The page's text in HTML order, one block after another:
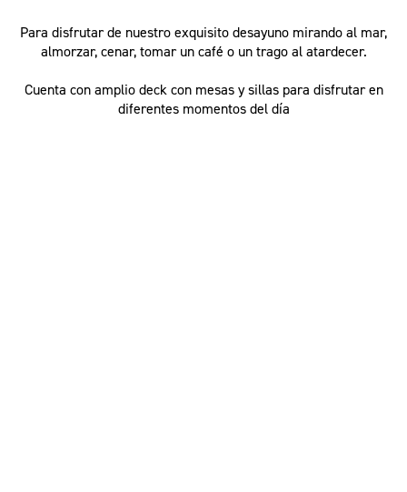
Para disfrutar de nuestro exquisito desayuno mirando al mar,
almorzar, cenar, tomar un café o un trago al atardecer.
Cuenta con amplio deck con mesas y sillas para disfrutar en
diferentes momentos del día